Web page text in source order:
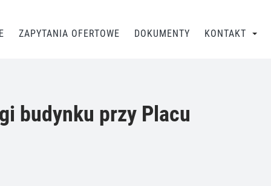
ZAPYTANIA OFERTOWE DOKUMENTY KONTAKT
budynku przy Placu